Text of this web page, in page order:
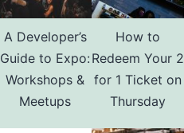
A Developer’s
Guide to Expo:
Workshops &
Meetups
How to
Redeem Your 2
for 1 Ticket on
Thursday